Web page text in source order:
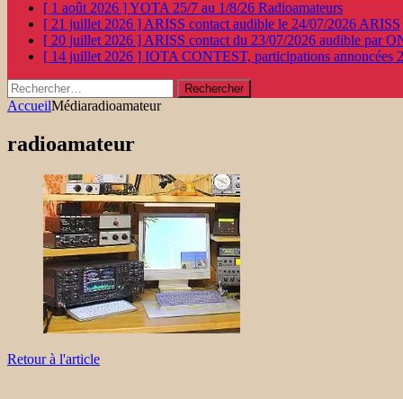
[ 1 août 2026 ]YOTA 25/7 au 1/8/26 Radioamateurs
[ 21 juillet 2026 ] ARISS contact audible le 24/07/2026 ARISS
[ 20 juillet 2026 ] ARISS contact du 23/07/2026 audible par
[ 14 juillet 2026 ] IOTA CONTEST, participations annoncées
Rechercher :
AccueilMédiaradioamateur
radioamateur
Retour à l'article